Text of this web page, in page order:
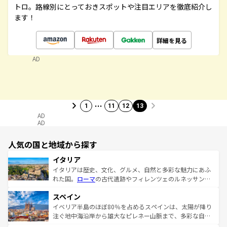
トロ。路線別にとっておきスポットや注目エリアを徹底紹介し
ます！
詳細を見る
AD
1 … 11 12 13
AD
AD
人気の国と地域から探す
イタリア
イタリアは歴史、文化、グルメ、自然と多彩な魅力にあふ
れた国。 ローマの古代遺跡やフィレンツェのルネッサンス
ろん、トスカーナの美しい田園風景やアマルフィ海岸の絶
景など、自然景観も見逃せない。観光の合間には、本場の
ピザやパスタなど、絶品のイタリア料理を堪能することも
スペイン
イベリア半島のほぼ80％を占めるスペインは、太陽が降り
注ぐ地中海沿岸から雄大なピレネー山脈まで、多彩な自然